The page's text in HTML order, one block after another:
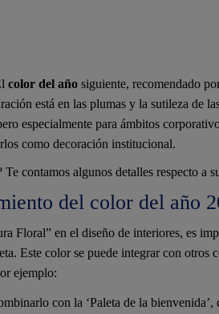
color del año siguiente, recomendado
está en las plumas y la sutileza de
especialmente para ámbitos
como decoración institucional.
contamos algunos detalles respecto a
del color del año
Floral” en el diseño de interiores, es
Este color se puede integrar con otros
ejemplo:
con la ‘Paleta de la